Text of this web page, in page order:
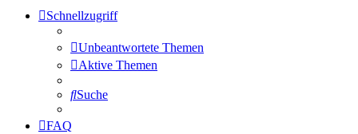
Schnellzugriff
Unbeantwortete Themen
Aktive Themen
Suche
FAQ